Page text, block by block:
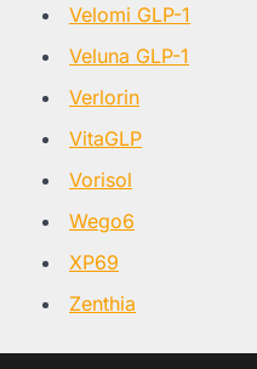
Velomi GLP-1
Veluna GLP-1
Verlorin
VitaGLP
Vorisol
Wego6
XP69
Zenthia